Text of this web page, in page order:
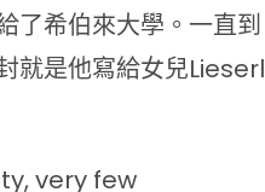
了希伯來大學。一直到
就是他寫給女兒Lieserl
very few